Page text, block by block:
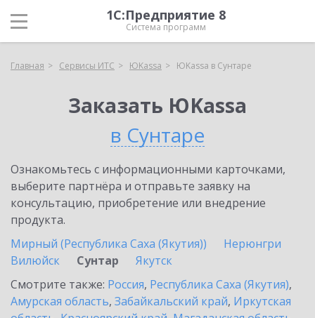
1С:Предприятие 8
Система программ
Главная Сервисы ИТС ЮKassa ЮKassa в Сунтаре
Заказать ЮKassa
в Сунтаре
Ознакомьтесь с информационными карточками,
выберите партнёра и отправьте заявку на
консультацию, приобретение или внедрение
продукта.
Мирный (Республика Саха (Якутия))
Нерюнгри
Вилюйск
Сунтар
Якутск
Смотрите также: Россия, Республика Саха (Якутия),
Амурская область, Забайкальский край, Иркутская